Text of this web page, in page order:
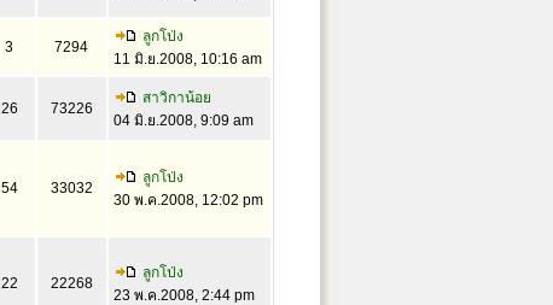
3 7294
ลูกโป่ง
11 มิ.ย.2008, 10:16 am
26 73226
สาวิกาน้อย
04 มิ.ย.2008, 9:09 am
54 33032
ลูกโป่ง
30 พ.ค.2008, 12:02 pm
22 22268
ลูกโป่ง
23 พ.ค.2008, 2:44 pm